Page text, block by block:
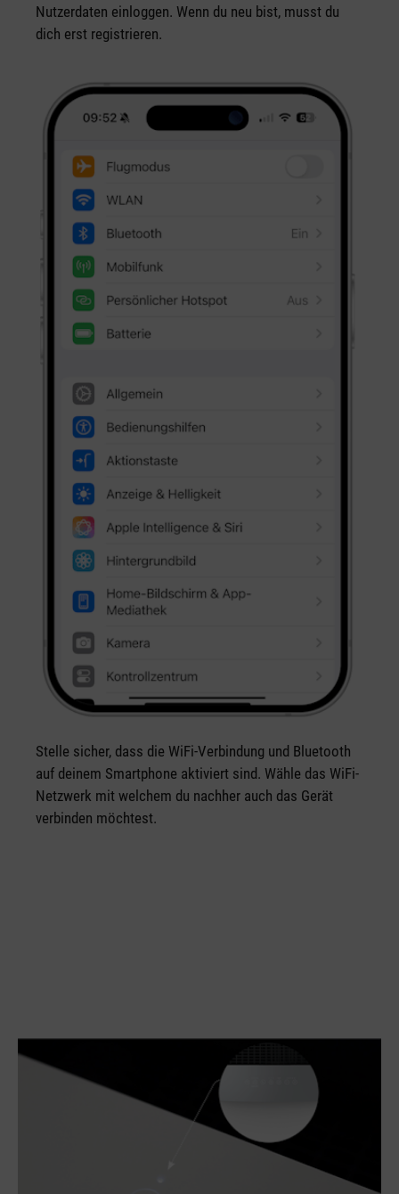
Nutzerdaten einloggen. Wenn du neu bist, musst du
dich erst registrieren.
Stelle sicher, dass die WiFi-Verbindung und Bluetooth
auf deinem Smartphone aktiviert sind. Wähle das WiFi-
Netzwerk mit welchem du nachher auch das Gerät
verbinden möchtest.